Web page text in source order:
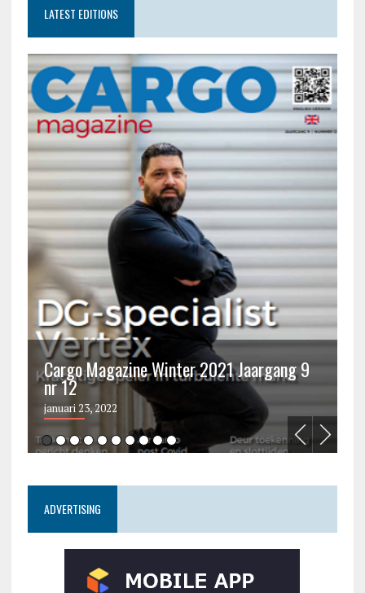
LATEST EDITIONS
Cargo Magazine Winter 2021 Jaargang 9
nr 12
januari 23, 2022
ADVERTISING